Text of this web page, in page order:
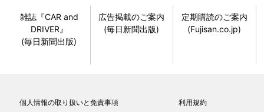
雑誌『CAR and
DRIVER』
(毎日新聞出版)
広告掲載のご案内
(毎日新聞出版)
定期購読のご案内
(Fujisan.co.jp)
個人情報の取り扱いと免責事項 利用規約